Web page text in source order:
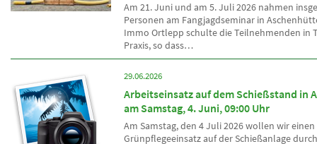
Am 21. Juni und am 5. Juli 2026 nahmen
Personen am Fangjagdseminar in
Immo Ortlepp schulte die Teilnehmenden in
Praxis, so dass…
29.06.2026
Arbeitseinsatz auf dem Schießstand in
am Samstag, 4. Juni, 09:00 Uhr
Am Samstag, den 4 Juli 2026 wollen wir einen
Grünpflegeeinsatz auf der Schießanlage